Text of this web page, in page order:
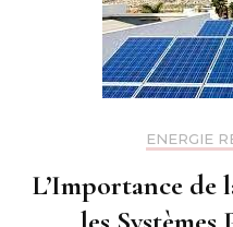
ENERGIE
L’Importance de